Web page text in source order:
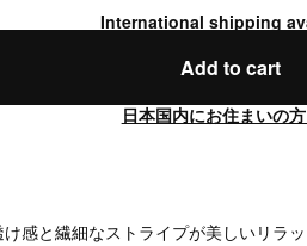
International shipping
Add to cart
日本国内にお住まいの
感と繊細なストライプが美しいリラ